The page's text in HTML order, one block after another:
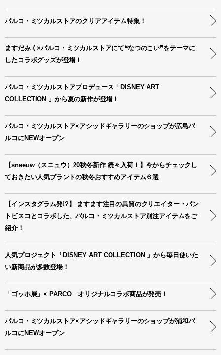
パルコ・ミツカルストアのクリアアイテム特集！
ますだみく×パルコ・ミツカルストアにて❝なつのこい❞をテーマに
したコラボグッズが登場！
パルコ・ミツカルストアプロデュース「DISNEY ART
COLLECTION 」から夏の新作が登場！
パルコ・ミツカルストア×アシッドギャラリーのショップが広島パ
ルコにNEWオープン
【sneeuw（スニュウ）20秋冬新作 続々入荷！】今からチェックし
ておきたい人気ブランドの秋冬おすすめアイテム６選
【インスタグラム発!?】 ますます注目の異質のクリエイター・パン
トビスコとコラボした、パルコ・ミツカルストア別注アイテムをご
紹介！
人気プロジェクト「DISNEY ART COLLECTION 」から毎日使いた
い新商品が多数登場！
「ゴッホ展」× PARCO オリジナルコラボ商品が発売！
パルコ・ミツカルストア×アシッドギャラリーのショップが浦和パ
ルコにNEWオープン